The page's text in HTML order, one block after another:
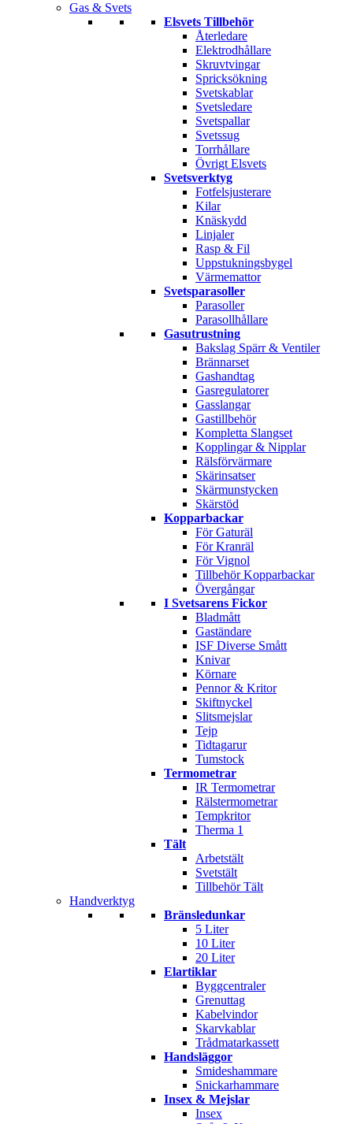
Gas & Svets
Elsvets Tillbehör
Återledare
Elektrodhållare
Skruvtvingar
Spricksökning
Svetskablar
Svetsledare
Svetspallar
Svetssug
Torrhållare
Övrigt Elsvets
Svetsverktyg
Fotfelsjusterare
Kilar
Knäskydd
Linjaler
Rasp & Fil
Uppstukningsbygel
Värmemattor
Svetsparasoller
Parasoller
Parasollhållare
Gasutrustning
Bakslag Spärr & Ventiler
Brännarset
Gashandtag
Gasregulatorer
Gasslangar
Gastillbehör
Kompletta Slangset
Kopplingar & Nipplar
Rälsförvärmare
Skärinsatser
Skärmunstycken
Skärstöd
Kopparbackar
För Gaturäl
För Kranräl
För Vignol
Tillbehör Kopparbackar
Övergångar
I Svetsarens Fickor
Bladmått
Gaständare
ISF Diverse Smått
Knivar
Körnare
Pennor & Kritor
Skiftnyckel
Slitsmejslar
Tejp
Tidtagarur
Tumstock
Termometrar
IR Termometrar
Rälstermometrar
Tempkritor
Therma 1
Tält
Arbetstält
Svetstält
Tillbehör Tält
Handverktyg
Bränsledunkar
5 Liter
10 Liter
20 Liter
Elartiklar
Byggcentraler
Grenuttag
Kabelvindor
Skarvkablar
Trådmatarkassett
Handsläggor
Smideshammare
Snickarhammare
Insex & Mejslar
Insex